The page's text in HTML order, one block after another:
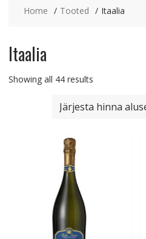
Home Tooted Itaalia
Itaalia
Showing all 44 resultsSorted
price: